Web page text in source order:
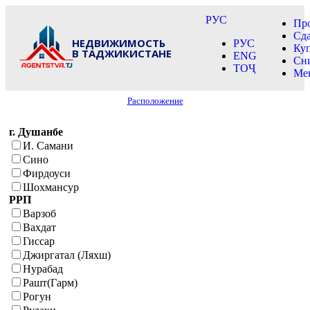
НЕДВИЖИМОСТЬ
В ТАДЖИКИСТАНЕ
РУС
РУС
ENG
ТОҶ
Расположение
г. Душанбе
И. Самани
Сино
Фирдоуси
Шохмансур
РРП
Варзоб
Вахдат
Гиссар
Джиргатал (Ляхш)
Нурабад
Рашт(Гарм)
Рогун